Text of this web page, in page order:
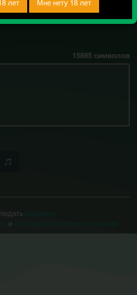
76, за сегодня 0 сообщений
/ Рейтинг 0
15895 символов
и